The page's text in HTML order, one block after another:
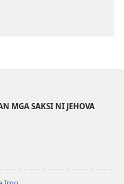
MGA SAKSI NI JEHOVA